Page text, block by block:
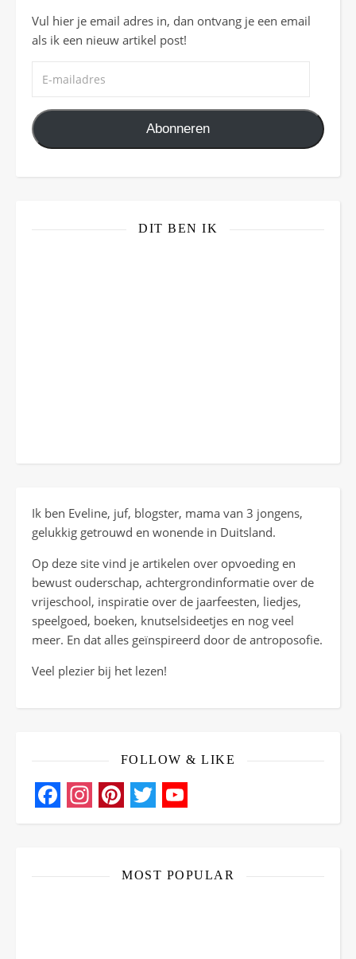
Vul hier je email adres in, dan ontvang je een email
als ik een nieuw artikel post!
Abonneren
DIT BEN IK
Ik ben Eveline, juf, blogster, mama van 3 jongens,
gelukkig getrouwd en wonende in Duitsland.
Op deze site vind je artikelen over opvoeding en
bewust ouderschap, achtergrondinformatie over de
vrijeschool, inspiratie over de jaarfeesten, liedjes,
speelgoed, boeken, knutselsideetjes en nog veel
meer. En dat alles geïnspireerd door de antroposofie.
Veel plezier bij het lezen!
FOLLOW & LIKE
Facebook
Instagram
Pinterest
Twitter
YouTube
MOST POPULAR